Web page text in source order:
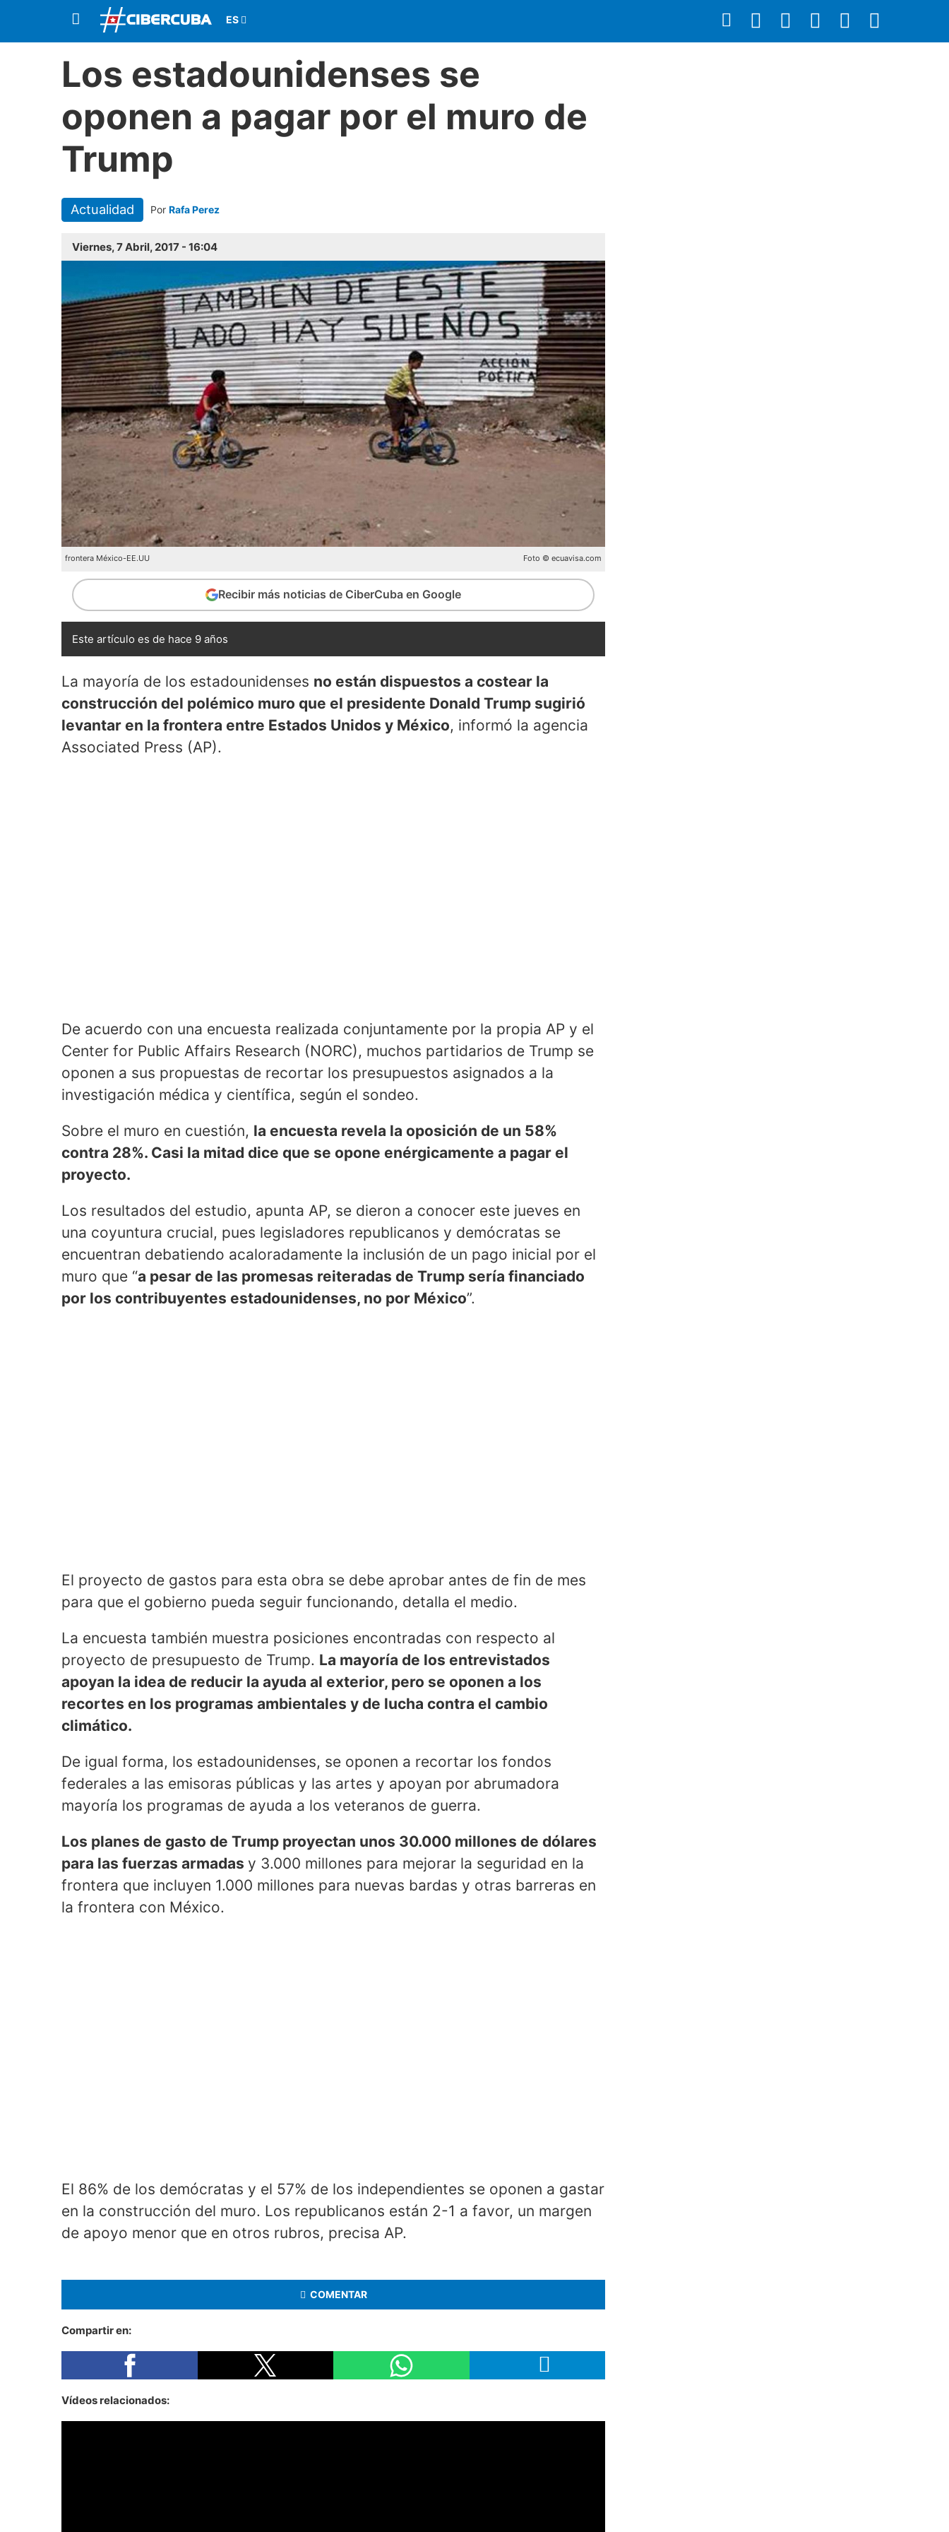
Los estadounidenses se
oponen a pagar por el muro de
Trump
Actualidad Por Rafa Perez
Viernes, 7 Abril, 2017 - 16:04
frontera México-EE.UU Foto © ecuavisa.com
Recibir más noticias de CiberCuba en Google
Este artículo es de hace 9 años
La mayoría de los estadounidenses no están dispuestos a costear la
construcción del polémico muro que el presidente Donald Trump sugirió
levantar en la frontera entre Estados Unidos y México, informó la agencia
Associated Press (AP).
De acuerdo con una encuesta realizada conjuntamente por la propia AP y el
Center for Public Affairs Research (NORC), muchos partidarios de Trump se
oponen a sus propuestas de recortar los presupuestos asignados a la
investigación médica y científica, según el sondeo.
Sobre el muro en cuestión, la encuesta revela la oposición de un 58%
contra 28%. Casi la mitad dice que se opone enérgicamente a pagar el
proyecto.
Los resultados del estudio, apunta AP, se dieron a conocer este jueves en
una coyuntura crucial, pues legisladores republicanos y demócratas se
encuentran debatiendo acaloradamente la inclusión de un pago inicial por el
muro que “a pesar de las promesas reiteradas de Trump sería financiado
por los contribuyentes estadounidenses, no por México”.
El proyecto de gastos para esta obra se debe aprobar antes de fin de mes
para que el gobierno pueda seguir funcionando, detalla el medio.
La encuesta también muestra posiciones encontradas con respecto al
proyecto de presupuesto de Trump. La mayoría de los entrevistados
apoyan la idea de reducir la ayuda al exterior, pero se oponen a los
recortes en los programas ambientales y de lucha contra el cambio
climático.
De igual forma, los estadounidenses, se oponen a recortar los fondos
federales a las emisoras públicas y las artes y apoyan por abrumadora
mayoría los programas de ayuda a los veteranos de guerra.
Los planes de gasto de Trump proyectan unos 30.000 millones de dólares
para las fuerzas armadas y 3.000 millones para mejorar la seguridad en la
frontera que incluyen 1.000 millones para nuevas bardas y otras barreras en
la frontera con México.
El 86% de los demócratas y el 57% de los independientes se oponen a gastar
en la construcción del muro. Los republicanos están 2-1 a favor, un margen
de apoyo menor que en otros rubros, precisa AP.
COMENTAR
Compartir en:
Vídeos relacionados: